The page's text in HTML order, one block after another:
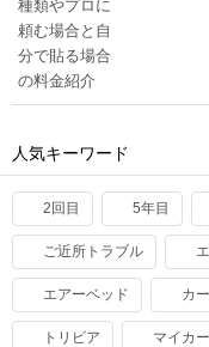
人気キーワード
2回目 5年目
ご近所トラブル
エアーベッド カ
トリビア マイカ